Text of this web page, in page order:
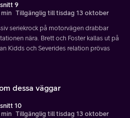
9
min Tillgänglig till tisdag 13 oktober
seriekrock på motorvägen drabbar
nära. Brett och Foster kallas ut på
Kidds och Severides relation prövas
dessa väggar
10
min Tillgänglig till tisdag 13 oktober